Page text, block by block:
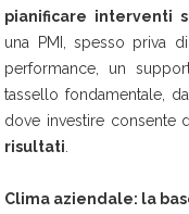
pianificare interventi
una PMI, spesso priva
performance, un
tassello fondamentale,
dove investire consente
risultati
Clima aziendale: la